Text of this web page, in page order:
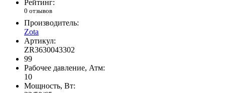
Рейтинг:
0 отзывов
Производитель:
Zota
Артикул:
ZR3630043302
99
Рабочее давление, Атм:
10
Мощность, Вт: